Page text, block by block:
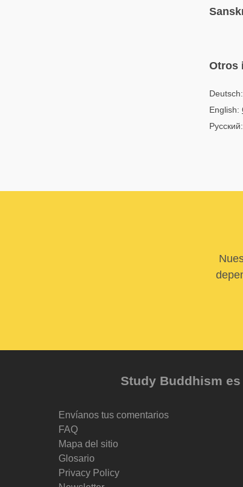
Otros
Deutsch:
English:
Study Buddhism
Envíanos tus comentarios
FAQ
Mapa del sitio
Glosario
Privacy Policy